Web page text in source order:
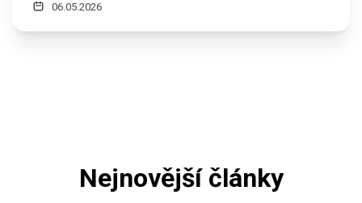
06.05.2026
Nejnovější články